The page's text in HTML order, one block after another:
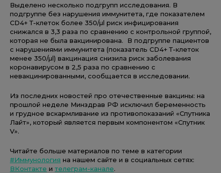
Выделено несколько подгрупп исследования. В
подгруппе без нарушения иммунитета, где показателем
CD4+ Т-клеток более 350/µl риск инфицирования
снижался в 3,3 раза по сравнению с контрольной группой,
которая не была вакцинирована. В подгруппе пациентов
с нарушениями иммунитета (показатель CD4+ Т-клеток
менее 350/µl) вакцинация снизила риск заболевания
коронавирусом в 2,5 раза по сравнению с
невакцинированными, сообщается в исследовании.
Из последних новостей про отечественные вакцины: на
прошлой неделе Минздрав РФ исключил беременность
и грудное вскармливание из противопоказаний «Спутника
Лайт», который является первым компонентом «Спутник
V».
Читайте больше материалов по теме в категории
#Иммунология на нашем сайте и в социальных сетях:
ВКонтакте и телеграм-канале.